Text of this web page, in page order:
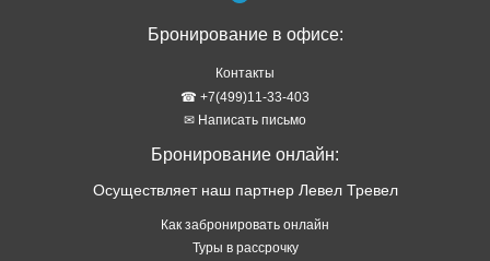
Бронирование в офисе:
Контакты
☎ +7(499)11-33-403
✉ Написать письмо
Бронирование онлайн:
Осуществляет наш партнер Левел Тревел
Как забронировать онлайн
Туры в рассрочку